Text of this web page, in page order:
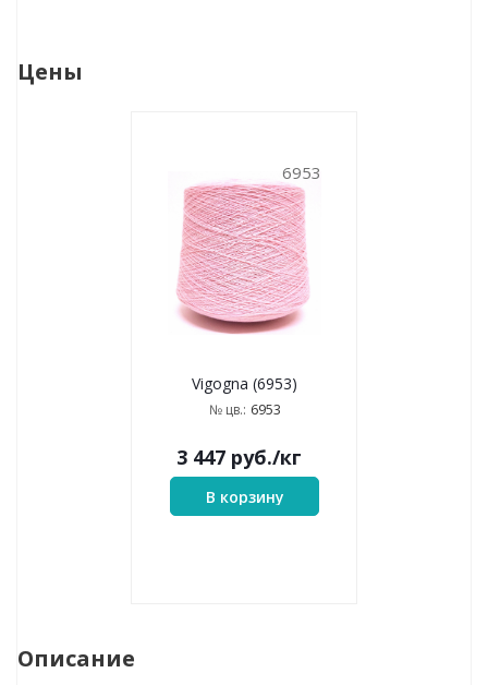
Цены
6953
Vigogna (6953)
№ цв.: 6953
3 447 руб./кг
В корзину
Описание